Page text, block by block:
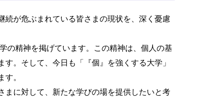
続が危ぶまれている皆さまの現状を、深く憂慮
の精神を掲げています。この精神は、個人の基
。そして、今日も「『個』を強くする大学」
す。
まに対して、新たな学びの場を提供したいと考